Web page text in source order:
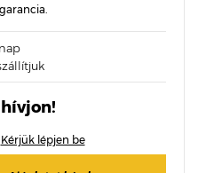
Kérjük lépjen be